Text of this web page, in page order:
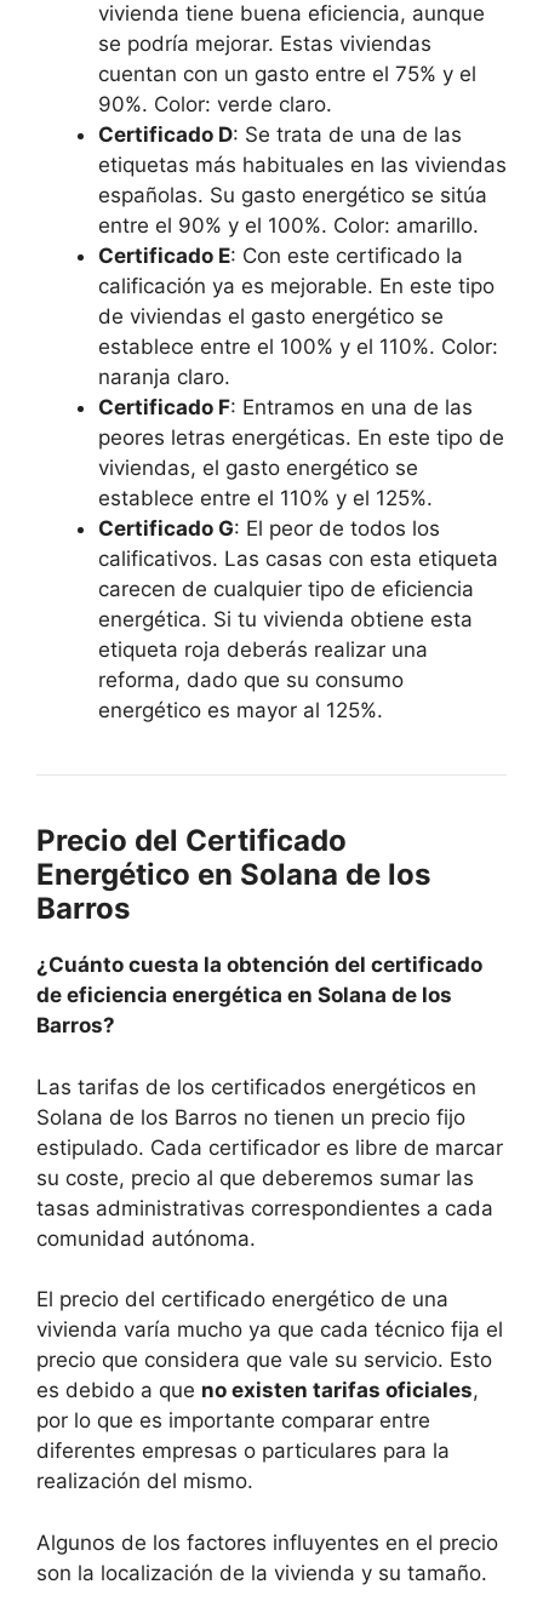
vivienda tiene buena eficiencia, aunque
se podría mejorar. Estas viviendas
cuentan con un gasto entre el 75% y el
90%. Color: verde claro.
Certificado D: Se trata de una de las
etiquetas más habituales en las viviendas
españolas. Su gasto energético se sitúa
entre el 90% y el 100%. Color: amarillo.
Certificado E: Con este certificado la
calificación ya es mejorable. En este tipo
de viviendas el gasto energético se
establece entre el 100% y el 110%. Color:
naranja claro.
Certificado F: Entramos en una de las
peores letras energéticas. En este tipo de
viviendas, el gasto energético se
establece entre el 110% y el 125%.
Certificado G: El peor de todos los
calificativos. Las casas con esta etiqueta
carecen de cualquier tipo de eficiencia
energética. Si tu vivienda obtiene esta
etiqueta roja deberás realizar una
reforma, dado que su consumo
energético es mayor al 125%.
Precio del Certificado
Energético en Solana de los
Barros
¿Cuánto cuesta la obtención del certificado
de eficiencia energética en Solana de los
Barros?
Las tarifas de los certificados energéticos en
Solana de los Barros no tienen un precio fijo
estipulado. Cada certificador es libre de marcar
su coste, precio al que deberemos sumar las
tasas administrativas correspondientes a cada
comunidad autónoma.
El precio del certificado energético de una
vivienda varía mucho ya que cada técnico fija el
precio que considera que vale su servicio. Esto
es debido a que no existen tarifas oficiales,
por lo que es importante comparar entre
diferentes empresas o particulares para la
realización del mismo.
Algunos de los factores influyentes en el precio
son la localización de la vivienda y su tamaño.